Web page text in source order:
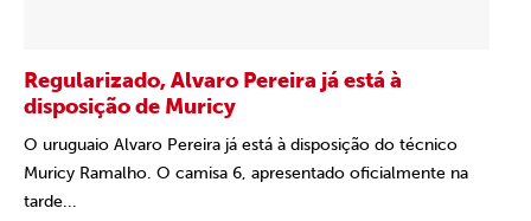
Regularizado, Alvaro Pereira já está à
disposição de Muricy
O uruguaio Alvaro Pereira já está à disposição do técnico
Muricy Ramalho. O camisa 6, apresentado oficialmente na
tarde...